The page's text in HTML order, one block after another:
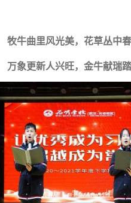
牧牛曲里风光美，花草丛中春
万象更新人兴旺，金牛献瑞踏